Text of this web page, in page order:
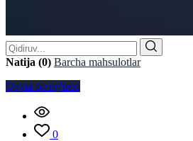
Natija (0) Barcha mahsulotlar
Qayta qo'ng'iroq
0